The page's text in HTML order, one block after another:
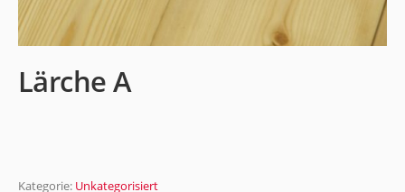
Lärche A
Kategorie: Unkategorisiert